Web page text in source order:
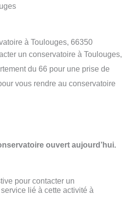
à Toulouges, 66350
un conservatoire à Toulouges,
du 66 pour une prise de
vous rendre au conservatoire
ouvert aujourd’hui.
pour contacter un
lié à cette activité à